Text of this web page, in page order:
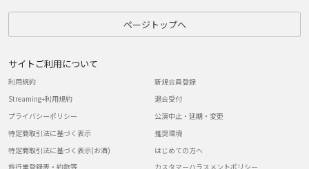
ページトップへ
サイトご利用について
利用規約
Streaming+利用規約
プライバシーポリシー
特定商取引法に基づく表示
特定商取引法に基づく表示(お酒)
旅行業登録表・約款等
新規会員登録
退会受付
公演中止・延期・変更
推奨環境
はじめての方へ
カスタマーハラスメントポリシー